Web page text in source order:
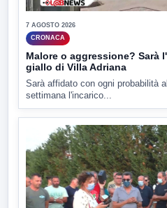
7 AGOSTO 2026
CRONACA
Malore o aggressione? Sarà
giallo di Villa Adriana
Sarà affidato con ogni probabilità
settimana l'incarico...